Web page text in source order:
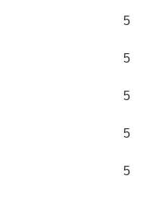
5
5
5
5
5